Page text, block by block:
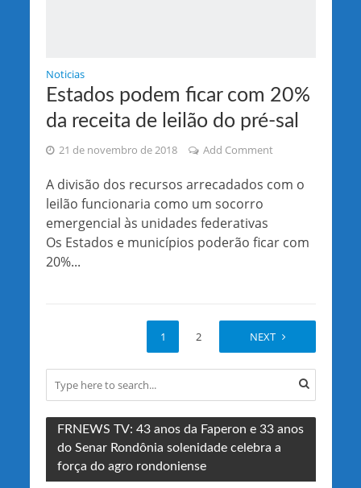
Noticias
Estados podem ficar com 20%
da receita de leilão do pré-sal
21 de novembro de 2018 Add Comment
A divisão dos recursos arrecadados com o
leilão funcionaria como um socorro
emergencial às unidades federativas
Os Estados e municípios poderão ficar com
20%...
1 2 NEXT
FRNEWS TV: 43 anos da Faperon e 33 anos
do Senar Rondônia solenidade celebra a
força do agro rondoniense